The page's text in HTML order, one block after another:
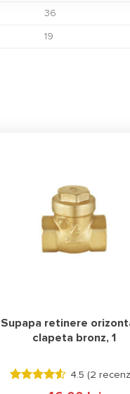
36
19
Supapa retinere
clapeta bronz, 1
Evaluat la
4.5 (2